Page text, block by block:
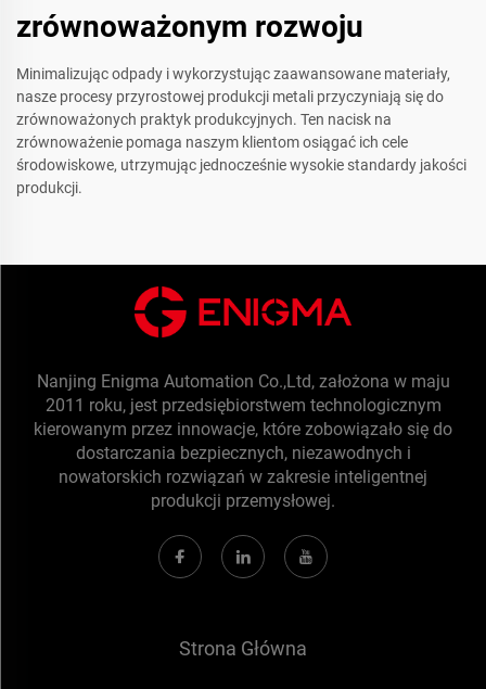
zrównoważonym rozwoju
Minimalizując odpady i wykorzystując zaawansowane materiały,
nasze procesy przyrostowej produkcji metali przyczyniają się do
zrównoważonych praktyk produkcyjnych. Ten nacisk na
zrównoważenie pomaga naszym klientom osiągać ich cele
środowiskowe, utrzymując jednocześnie wysokie standardy jakości
produkcji.
Nanjing Enigma Automation Co.,Ltd, założona w maju
2011 roku, jest przedsiębiorstwem technologicznym
kierowanym przez innowacje, które zobowiązało się do
dostarczania bezpiecznych, niezawodnych i
nowatorskich rozwiązań w zakresie inteligentnej
produkcji przemysłowej.
Strona Główna